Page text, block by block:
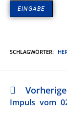
SCHLAGWÖRTER:
Impuls vom